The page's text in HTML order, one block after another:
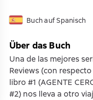
Buch auf Spanisch
Über das Buch
Una de las mejores
Reviews (con
libro #1 (AGENTE
#2) nos lleva a otro